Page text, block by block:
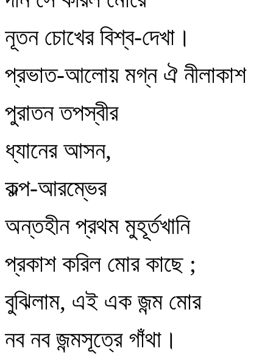
নূতন চোখের বিশ্ব-দেখা।
প্রভাত-আলোয় মগ্ন ঐ নীলাকাশ
পুরাতন তপস্বীর
ধ্যানের আসন,
কল্প-আরম্ভের
অন্তহীন প্রথম মুহূর্তখানি
প্রকাশ করিল মোর কাছে ;
বুঝিলাম, এই এক জন্ম মোর
নব নব জন্মসূত্রে গাঁথা।